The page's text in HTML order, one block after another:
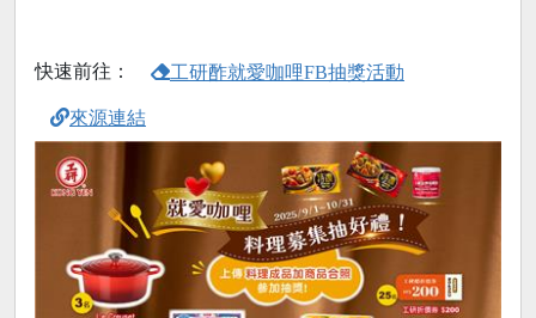
快速前往： 工研酢就愛咖哩FB抽獎活動
來源連結